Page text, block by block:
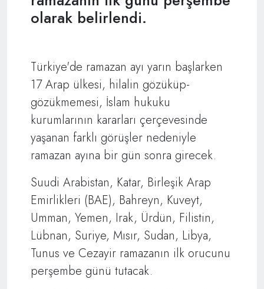
olarak belirlendi.
Türkiye'de ramazan ayı yarın başlarken
17 Arap ülkesi, hilalin gözüküp-
gözükmemesi, İslam hukuku
kurumlarının kararları çerçevesinde
yaşanan farklı görüşler nedeniyle
ramazan ayına bir gün sonra girecek.
Suudi Arabistan, Katar, Birleşik Arap
Emirlikleri (BAE), Bahreyn, Kuveyt,
Umman, Yemen, Irak, Ürdün, Filistin,
Lübnan, Suriye, Mısır, Sudan, Libya,
Tunus ve Cezayir ramazanın ilk orucunu
perşembe günü tutacak.